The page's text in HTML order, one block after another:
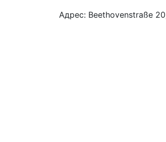
Адрес: Beethovenstraße